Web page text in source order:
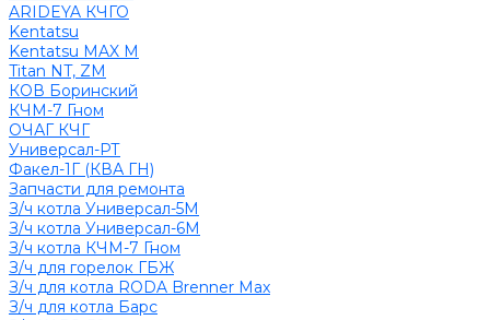
ARIDEYA КЧГО
Kentatsu
Kentatsu MAX M
Titan NT, ZM
КОВ Боринский
КЧМ-7 Гном
ОЧАГ КЧГ
Универсал-РТ
Факел-1Г (КВА ГН)
Запчасти для ремонта
З/ч котла Универсал-5М
З/ч котла Универсал-6М
З/ч котла КЧМ-7 Гном
З/ч для горелок ГБЖ
З/ч для котла RODA Brenner Max
З/ч для котла Барс